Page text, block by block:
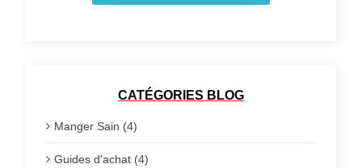
CATÉGORIES BLOG
Manger Sain (4)
Guides d'achat (4)